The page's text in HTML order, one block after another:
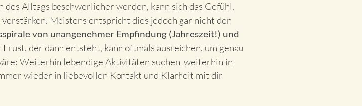
Alltags beschwerlicher werden, kann sich das Gefühl,
Meistens entspricht dies jedoch gar nicht den
von unangenehmer Empfindung (Jahreszeit!) und
Frust, der dann entsteht, kann oftmals ausreichen, um genau
Weiterhin lebendige Aktivitäten suchen, weiterhin in
wieder in liebevollen Kontakt und Klarheit mit dir